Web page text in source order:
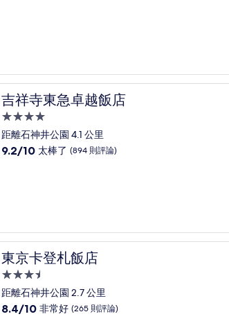
夠
讚，
(1,080
則
評
論)
吉祥寺東急卓越飯店
吉祥寺東急卓越飯店
4.0
星
級
距離石神井公園 4.1 公里
9.2
棒
了，
(894
則
評
論)
9.2/10 太棒了 (894 則評論)
東京卡登札飯店
東京卡登札飯店
3.5
星
級
距離石神井公園 2.7 公里
8.4
8.4/10 非常好 (265 則評論)